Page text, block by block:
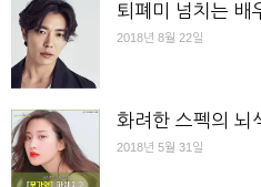
퇴폐미 넘치는 배
2018년 8월 22일
화려한 스펙의 뇌
2018년 5월 31일